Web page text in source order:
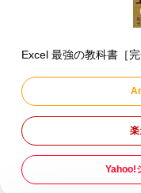
Excel 最強の教科書［
楽
Yahoo!